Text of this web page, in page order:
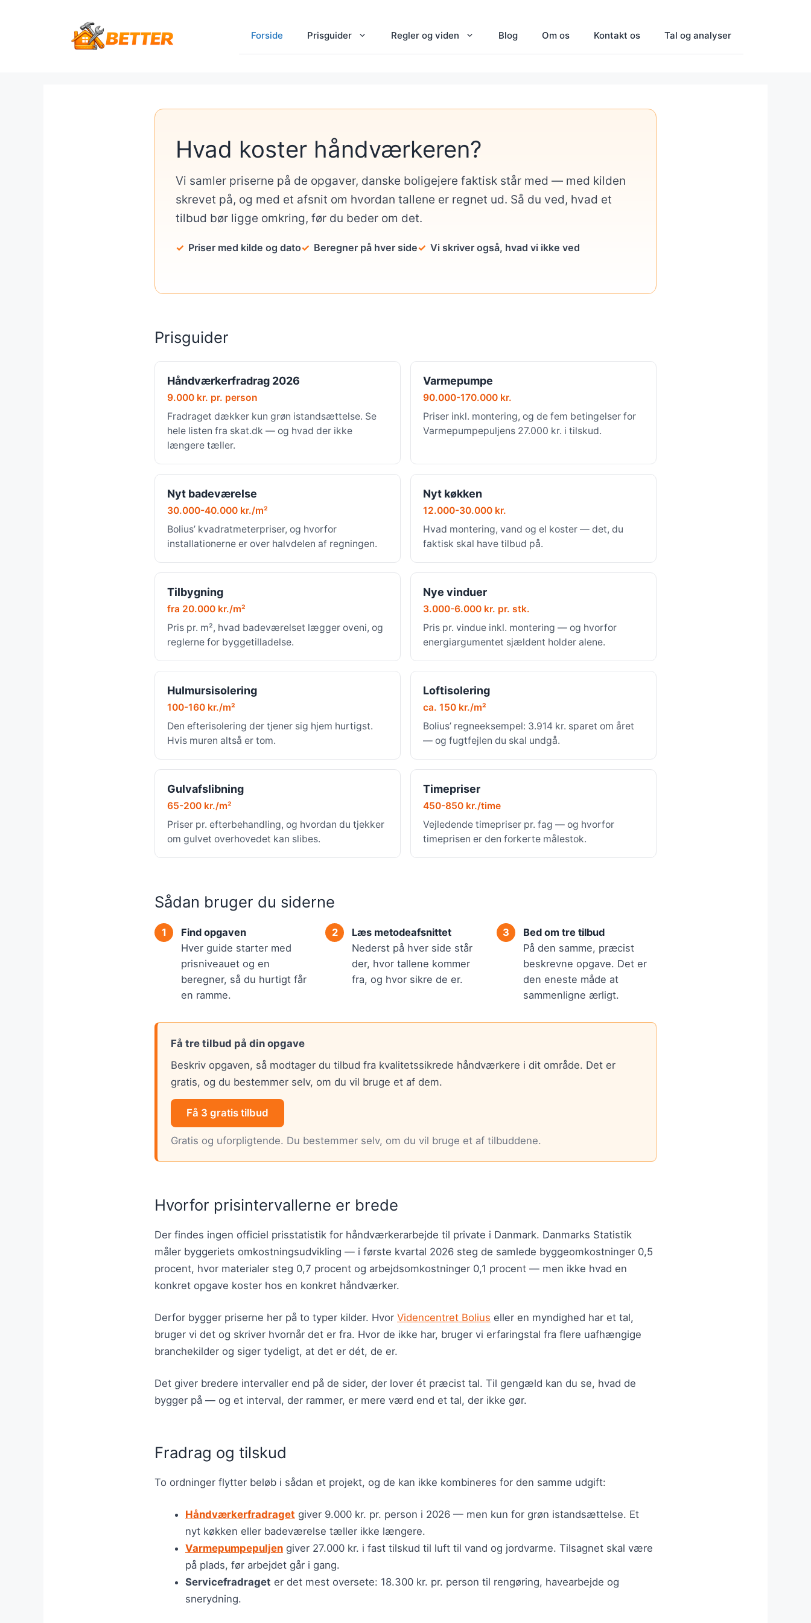
Forside Prisguider Regler og viden Blog Om os Kontakt os Tal og analyser
Hvad koster håndværkeren?
Vi samler priserne på de opgaver, danske boligejere faktisk står med — med kilden
skrevet på, og med et afsnit om hvordan tallene er regnet ud. Så du ved, hvad et
tilbud bør ligge omkring, før du beder om det.
Priser med kilde og dato Beregner på hver side Vi skriver også, hvad vi ikke ved
Prisguider
Håndværkerfradrag 2026
9.000 kr. pr. person
Fradraget dækker kun grøn istandsættelse. Se
hele listen fra skat.dk — og hvad der ikke
længere tæller.
Varmepumpe
90.000-170.000 kr.
Priser inkl. montering, og de fem betingelser for
Varmepumpepuljens 27.000 kr. i tilskud.
Nyt badeværelse
30.000-40.000 kr./m²
Bolius’ kvadratmeterpriser, og hvorfor
installationerne er over halvdelen af regningen.
Nyt køkken
12.000-30.000 kr.
Hvad montering, vand og el koster — det, du
faktisk skal have tilbud på.
Tilbygning
fra 20.000 kr./m²
Pris pr. m², hvad badeværelset lægger oveni, og
reglerne for byggetilladelse.
Nye vinduer
3.000-6.000 kr. pr. stk.
Pris pr. vindue inkl. montering — og hvorfor
energiargumentet sjældent holder alene.
Hulmursisolering
100-160 kr./m²
Den efterisolering der tjener sig hjem hurtigst.
Hvis muren altså er tom.
Loftisolering
ca. 150 kr./m²
Bolius’ regneeksempel: 3.914 kr. sparet om året
— og fugtfejlen du skal undgå.
Gulvafslibning
65-200 kr./m²
Priser pr. efterbehandling, og hvordan du tjekker
om gulvet overhovedet kan slibes.
Timepriser
450-850 kr./time
Vejledende timepriser pr. fag — og hvorfor
timeprisen er den forkerte målestok.
Sådan bruger du siderne
Find opgaven
Hver guide starter med
prisniveauet og en
beregner, så du hurtigt får
en ramme.
Læs metodeafsnittet
Nederst på hver side står
der, hvor tallene kommer
fra, og hvor sikre de er.
Bed om tre tilbud
På den samme, præcist
beskrevne opgave. Det er
den eneste måde at
sammenligne ærligt.
Få tre tilbud på din opgave
Beskriv opgaven, så modtager du tilbud fra kvalitetssikrede håndværkere i dit område. Det er
gratis, og du bestemmer selv, om du vil bruge et af dem.
Få 3 gratis tilbud
Gratis og uforpligtende. Du bestemmer selv, om du vil bruge et af tilbuddene.
Hvorfor prisintervallerne er brede
Der findes ingen officiel prisstatistik for håndværkerarbejde til private i Danmark. Danmarks Statistik
måler byggeriets omkostningsudvikling — i første kvartal 2026 steg de samlede byggeomkostninger 0,5
procent, hvor materialer steg 0,7 procent og arbejdsomkostninger 0,1 procent — men ikke hvad en
konkret opgave koster hos en konkret håndværker.
Derfor bygger priserne her på to typer kilder. Hvor Videncentret Bolius eller en myndighed har et tal,
bruger vi det og skriver hvornår det er fra. Hvor de ikke har, bruger vi erfaringstal fra flere uafhængige
branchekilder og siger tydeligt, at det er dét, de er.
Det giver bredere intervaller end på de sider, der lover ét præcist tal. Til gengæld kan du se, hvad de
bygger på — og et interval, der rammer, er mere værd end et tal, der ikke gør.
Fradrag og tilskud
To ordninger flytter beløb i sådan et projekt, og de kan ikke kombineres for den samme udgift:
Håndværkerfradraget giver 9.000 kr. pr. person i 2026 — men kun for grøn istandsættelse. Et
nyt køkken eller badeværelse tæller ikke længere.
Varmepumpepuljen giver 27.000 kr. i fast tilskud til luft til vand og jordvarme. Tilsagnet skal være
på plads, før arbejdet går i gang.
Servicefradraget er det mest oversete: 18.300 kr. pr. person til rengøring, havearbejde og
snerydning.